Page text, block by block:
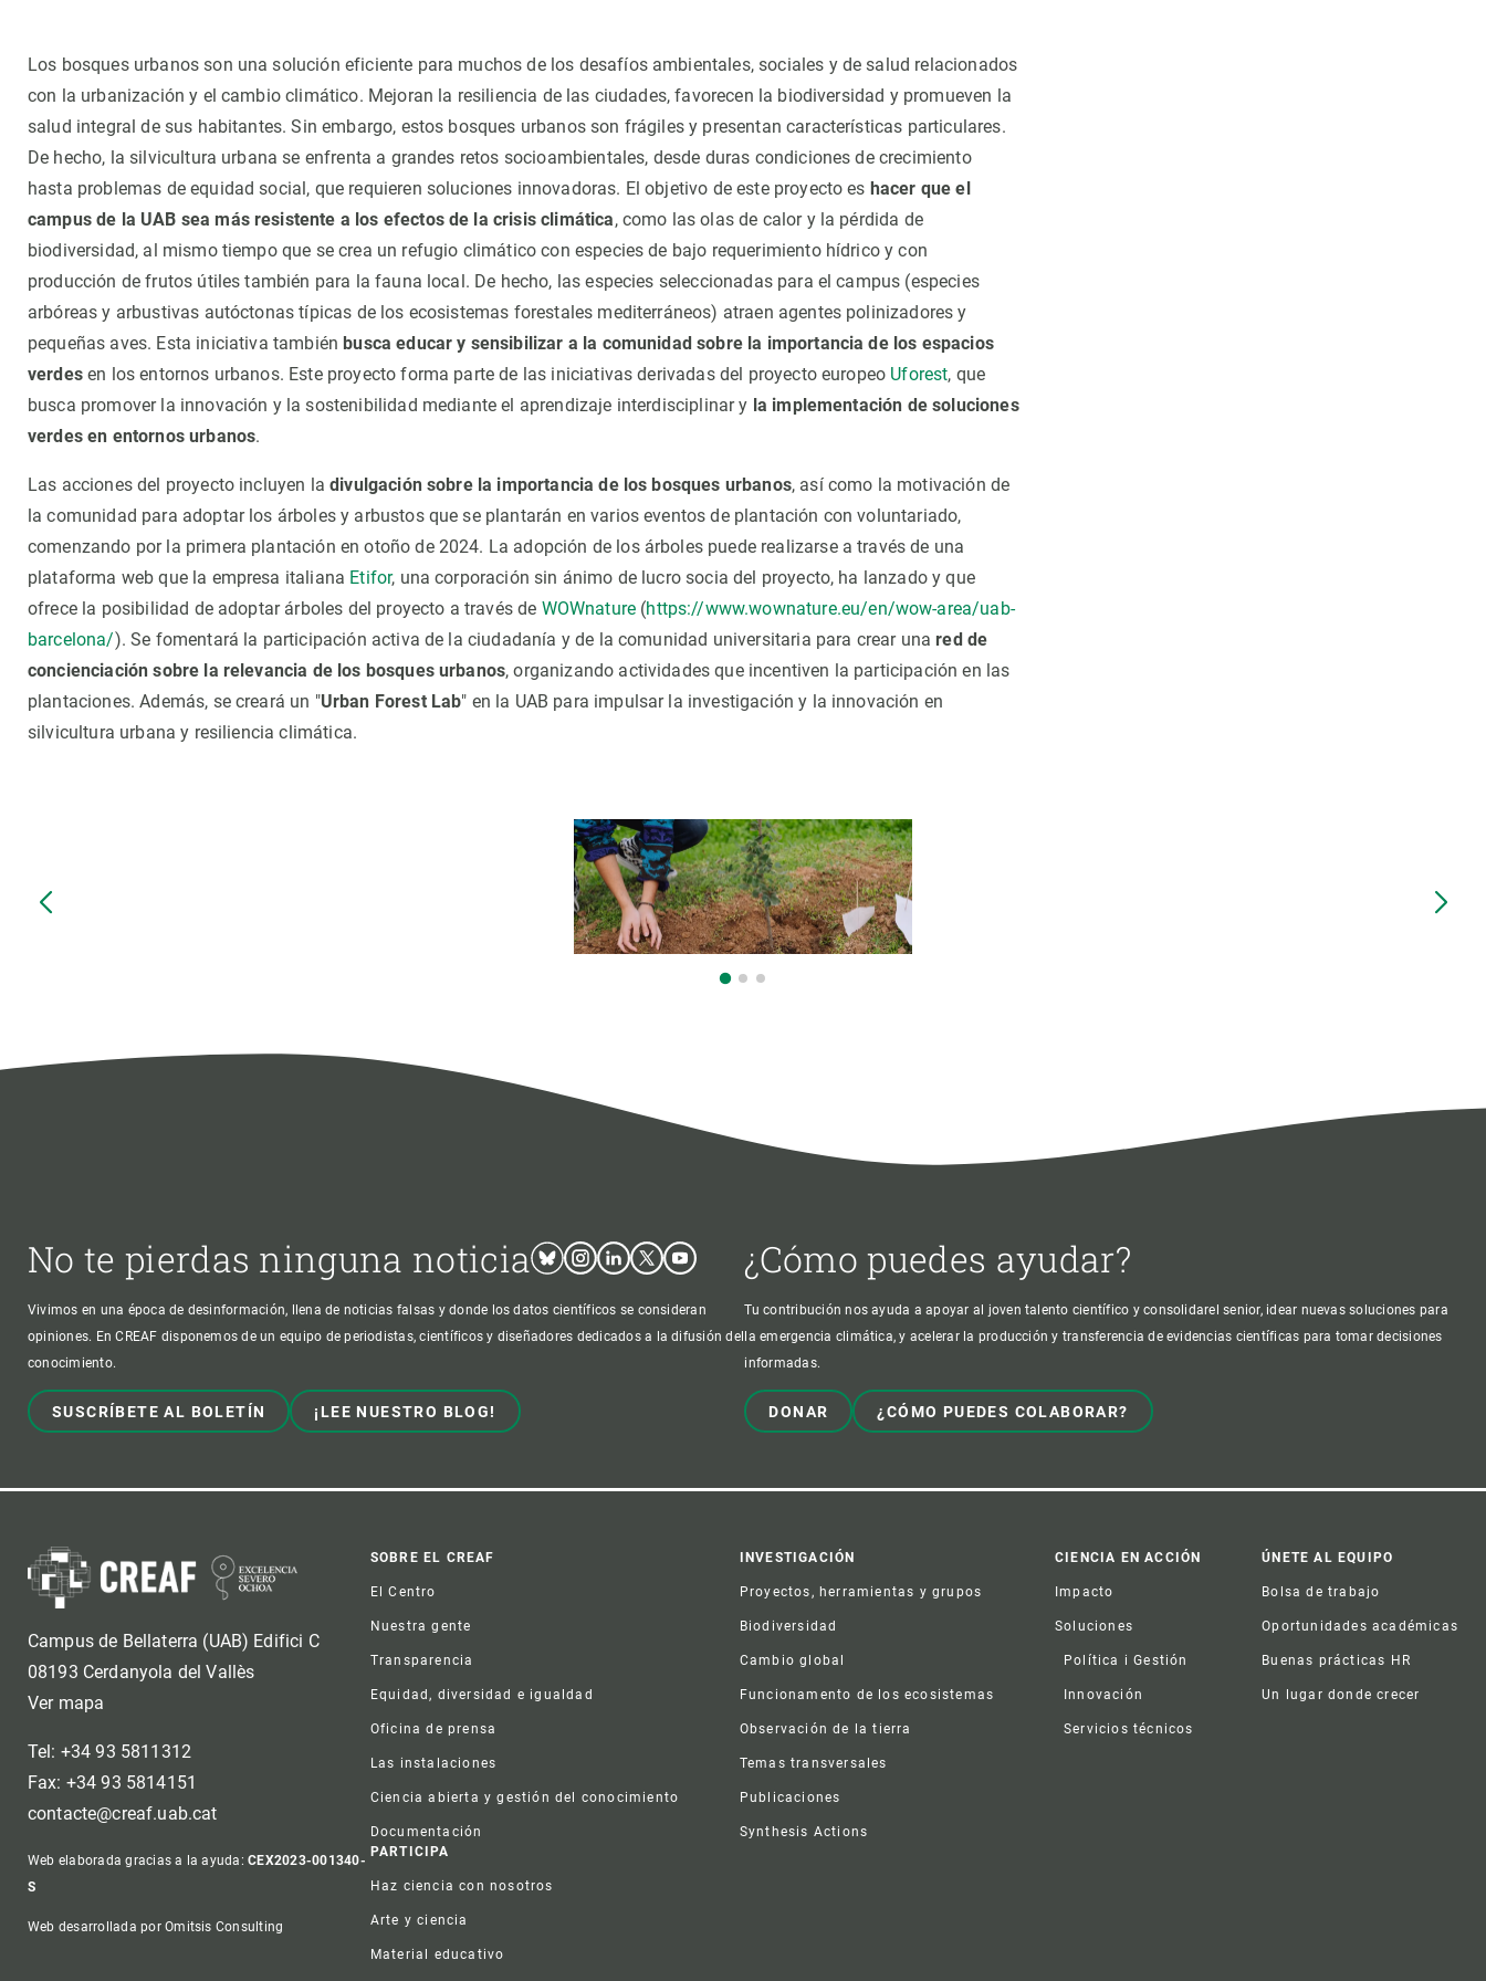
Los bosques urbanos son una solución eficiente para muchos de los desafíos ambientales, sociales y de salud relacionados
con la urbanización y el cambio climático. Mejoran la resiliencia de las ciudades, favorecen la biodiversidad y promueven la
salud integral de sus habitantes. Sin embargo, estos bosques urbanos son frágiles y presentan características particulares.
De hecho, la silvicultura urbana se enfrenta a grandes retos socioambientales, desde duras condiciones de crecimiento
hasta problemas de equidad social, que requieren soluciones innovadoras. El objetivo de este proyecto es hacer que el
campus de la UAB sea más resistente a los efectos de la crisis climática, como las olas de calor y la pérdida de
biodiversidad, al mismo tiempo que se crea un refugio climático con especies de bajo requerimiento hídrico y con
producción de frutos útiles también para la fauna local. De hecho, las especies seleccionadas para el campus (especies
arbóreas y arbustivas autóctonas típicas de los ecosistemas forestales mediterráneos) atraen agentes polinizadores y
pequeñas aves. Esta iniciativa tambiénbusca educar y sensibilizar a la comunidad sobre la importancia de los espacios
verdesen los entornos urbanos. Este proyecto forma parte de las iniciativas derivadas del proyecto europeo Uforest, que
busca promover la innovación y la sostenibilidad mediante el aprendizaje interdisciplinar y la implementación de soluciones
verdes en entornos urbanos.
Las acciones del proyecto incluyen la divulgación sobre la importancia de los bosques urbanos, así como la motivación de
la comunidad para adoptar los árboles y arbustos que se plantarán en varios eventos de plantación con voluntariado,
comenzando por la primera plantación en otoño de 2024. La adopción de los árboles puede realizarse a través de una
plataforma web que la empresa italiana Etifor, una corporación sin ánimo de lucro socia del proyecto, ha lanzado y que
ofrece la posibilidad de adoptar árboles del proyecto a través de WOWnature (https://www.wownature.eu/en/wow-area/uab-
barcelona/). Se fomentará la participación activa de la ciudadanía y de la comunidad universitaria para crear unared de
concienciación sobre la relevancia de los bosques urbanos, organizando actividades que incentiven la participación en las
plantaciones. Además, se creará un "Urban Forest Lab" en la UAB para impulsar la investigación y la innovación en
silvicultura urbana y resiliencia climática.
No te pierdas ninguna noticiaBlueskyInstagram
LinkedinTwitterYoutube
Vivimos en una época de desinformación, llena de noticias falsas y donde los datos científicos se consideran
opiniones. En CREAF disponemos de un equipo de periodistas, científicos y diseñadores dedicados a la difusión del
conocimiento.
SUSCRÍBETE AL BOLETÍN ¡LEE NUESTRO BLOG!
¿Cómo puedes ayudar?
Tu contribución nos ayuda a apoyar al joven talento científico y consolidarel senior, idear nuevas soluciones para
la emergencia climática, y acelerar la producción y transferencia de evidencias científicas para tomar decisiones
informadas.
DONAR ¿CÓMO PUEDES COLABORAR?
Campus de Bellaterra (UAB) Edifici C
08193 Cerdanyola del Vallès
Ver mapa
Tel: +34 93 5811312
Fax: +34 93 5814151
contacte@creaf.uab.cat
Web elaborada gracias a la ayuda:CEX2023-001340-
S
Web desarrollada por Omitsis Consulting
Footer
SOBRE EL CREAF
El Centro
Nuestra gente
Transparencia
Equidad, diversidad e igualdad
Oficina de prensa
Las instalaciones
Ciencia abierta y gestión del conocimiento
Documentación
INVESTIGACIÓN
Proyectos, herramientas y grupos
Biodiversidad
Cambio global
Funcionamento de los ecosistemas
Observación de la tierra
Temas transversales
Publicaciones
Synthesis Actions
CIENCIA EN ACCIÓN
Impacto
Soluciones
Política i Gestión
Innovación
Servicios técnicos
ÚNETE AL EQUIPO
Bolsa de trabajo
Oportunidades académicas
Buenas prácticas HR
Un lugar donde crecer
PARTICIPA
Haz ciencia con nosotros
Arte y ciencia
Material educativo